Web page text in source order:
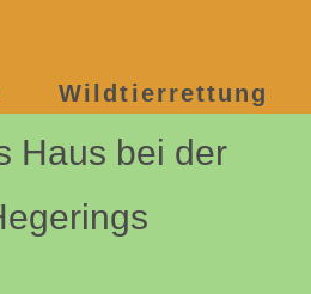
Wildtierrettung